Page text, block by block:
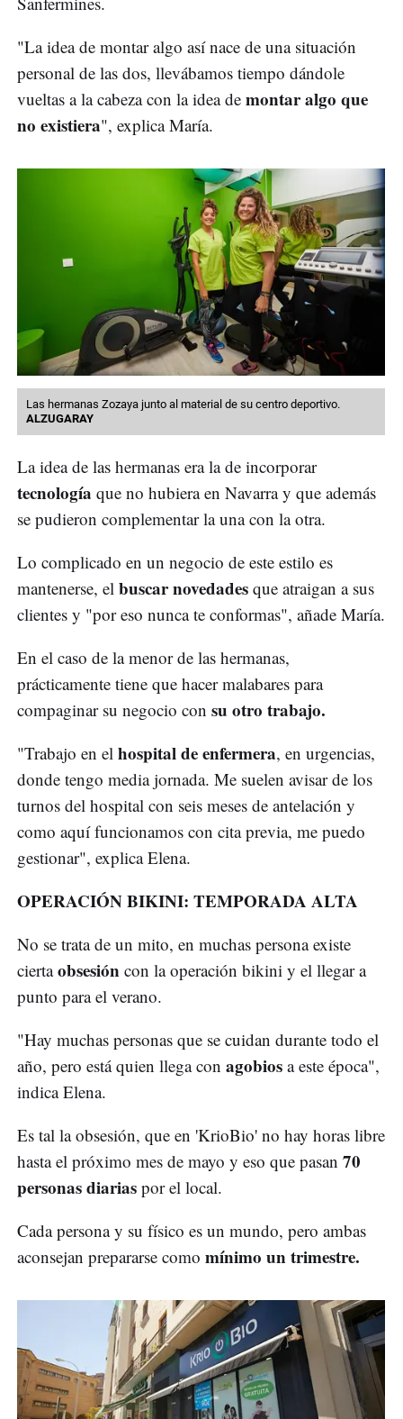
"La idea de montar algo así nace de una situación
personal de las dos, llevábamos tiempo dándole
vueltas a la cabeza con la idea de montar algo que
no existiera", explica María.
Las hermanas Zozaya junto al material de su centro deportivo.
ALZUGARAY
La idea de las hermanas era la de incorporar
tecnología que no hubiera en Navarra y que además
se pudieron complementar la una con la otra.
Lo complicado en un negocio de este estilo es
mantenerse, el buscar novedades que atraigan a sus
clientes y "por eso nunca te conformas", añade María.
En el caso de la menor de las hermanas,
prácticamente tiene que hacer malabares para
compaginar su negocio con su otro trabajo.
"Trabajo en el hospital de enfermera, en urgencias,
donde tengo media jornada. Me suelen avisar de los
turnos del hospital con seis meses de antelación y
como aquí funcionamos con cita previa, me puedo
gestionar", explica Elena.
OPERACIÓN BIKINI: TEMPORADA ALTA
No se trata de un mito, en muchas persona existe
ciertaobsesión con la operación bikini y el llegar a
punto para el verano.
"Hay muchas personas que se cuidan durante todo el
año, pero está quien llega con agobios a este época",
indica Elena.
Es tal la obsesión, que en 'KrioBio' no hay horas libre
hasta el próximo mes de mayo y eso que pasan 70
personas diarias por el local.
Cada persona y su físico es un mundo, pero ambas
aconsejan prepararse como mínimo un trimestre.